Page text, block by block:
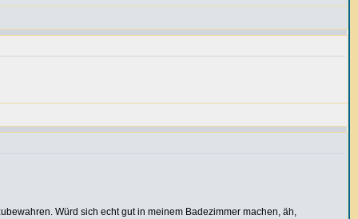
Würd sich echt gut in meinem Badezimmer machen, äh,